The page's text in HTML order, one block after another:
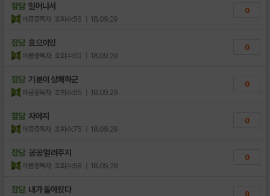
잡담 일어나서
메콩중독자 조회수:56 | 18.09.29
0
잡담 흐으이잉
메콩중독자 조회수:60 | 18.09.29
0
잡담 기분이 상쾌하군
메콩중독자 조회수:65 | 18.09.29
0
잡담 자야지
메콩중독자 조회수:75 | 18.09.29
0
잡담 꽁꽁 얼려주지
메콩중독자 조회수:88 | 18.09.29
0
잡담 내가 돌아왔다 0